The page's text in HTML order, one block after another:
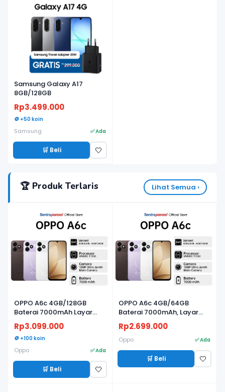
Samsung Galaxy A17
8GB/128GB
Rp3.499.000
🪙 +50 koin
Samsung ✅ Ada
🛒 Beli 🤍
🏆 Produk Terlaris Lihat Semua ›
OPPO A6c 4GB/128GB
Baterai 7000mAh Layar
120Hz
Rp3.099.000
🪙 +100 koin
Oppo ✅ Ada
🛒 Beli 🤍
OPPO A6c 4GB/64GB
Baterai 7000mAh, Layar
120Hz
Rp2.699.000
Oppo ✅ Ada
🛒 Beli 🤍